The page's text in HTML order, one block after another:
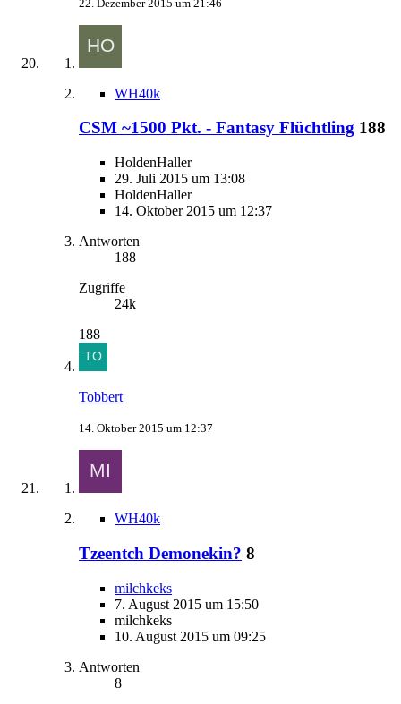
22. Dezember 2015 um 21:46
WH40k
CSM ~1500 Pkt. - Fantasy Flüchtling 188
HoldenHaller
29. Juli 2015 um 13:08
HoldenHaller
14. Oktober 2015 um 12:37
Antworten
188
Zugriffe
24k
188
Tobbert
14. Oktober 2015 um 12:37
WH40k
Tzeentch Demonekin? 8
milchkeks
7. August 2015 um 15:50
milchkeks
10. August 2015 um 09:25
Antworten
8